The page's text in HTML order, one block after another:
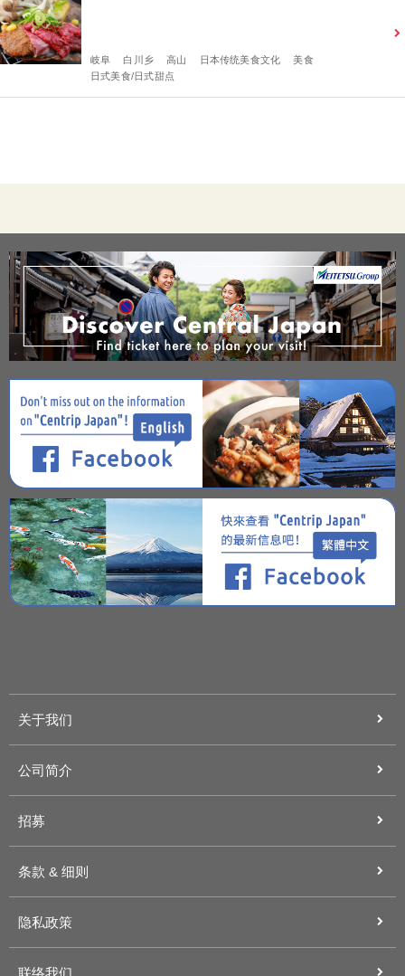
岐阜 白川乡 高山 日本传统美食文化
美食
日式美食/日式甜点
关于我们
公司简介
招募
条款 & 细则
隐私政策
联络我们